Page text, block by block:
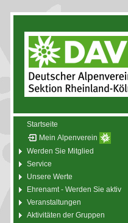
Startseite
Mein Alpenverein
Werden Sie Mitglied
Service
Unsere Werte
Ehrenamt - Werden Sie aktiv
Veranstaltungen
Aktivitäten der Gruppen